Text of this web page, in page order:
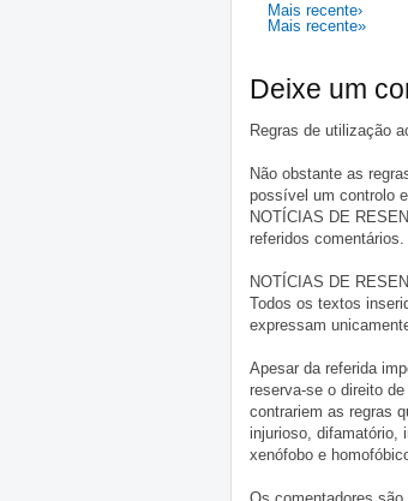
Mais recente›
Mais recente»
Deixe um
Regras de utilização
Não obstante as
possível um controlo
NOTÍCIAS DE
referidos comentários.
NOTÍCIAS DE
Todos os textos
expressam
Apesar da referida
reserva-se o direito
contrariem as regras
injurioso, difamatório,
xenófobo e